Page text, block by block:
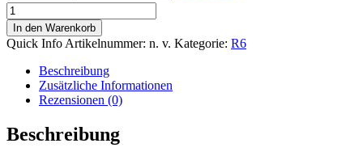
Kettenhalter
für
die
Schwinge
Yamaha
RJ11/15
Menge
In den Warenkorb
Quick Info Artikelnummer: n. v. Kategorie: R6
Beschreibung
Zusätzliche Informationen
Rezensionen (0)
Beschreibung